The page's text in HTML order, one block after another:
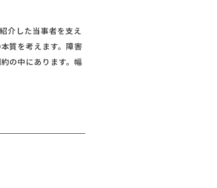
介した当事者を支え
質を考えます。障害
の中にあります。幅